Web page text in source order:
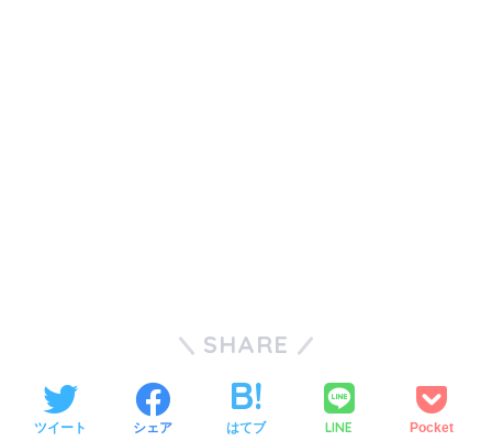
SHARE
ツイート シェア はてブ LINE Pocket